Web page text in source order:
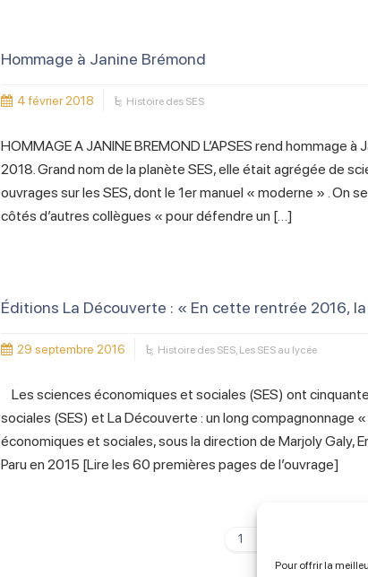
Pour offrir la
Hommage à Janine Brémond
4 février 2018 Histoire des SES
HOMMAGE A JANINE BREMOND L’APSES rend hommage
2018. Grand nom de la planète SES, elle était agrégée de
ouvrages sur les SES, dont le 1er manuel « moderne » . On
côtés d’autres collègues « pour défendre un […]
Éditions La Découverte : « En cette rentrée 2016,
29 septembre 2016 Histoire des SES, Les SES au lycée
Les sciences économiques et sociales (SES) ont
sociales (SES) et La Découverte : un long compagnonnage
économiques et sociales, sous la direction de Marjoly Galy,
Paru en 2015 [Lire les 60 premières pages de l’ouvrage]
1